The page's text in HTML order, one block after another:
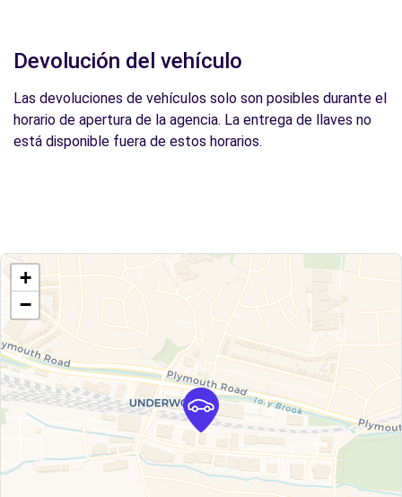
Devolución del vehículo
Las devoluciones de vehículos solo son posibles durante el
horario de apertura de la agencia. La entrega de llaves no
está disponible fuera de estos horarios.
+
−